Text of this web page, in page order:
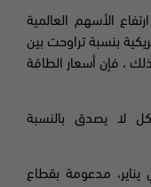
الأسهم العالمية
بنسبة تراوحت بين
بنسبة 8٪. ومع ذلك ، فإن أسعار الطاقة
لا يصدق بالنسبة
العالمية بنسبة 10٪ في يناير، مدعومة بقطاع